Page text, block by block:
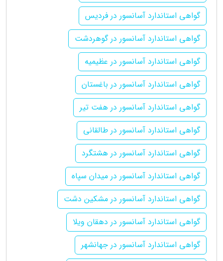
گواهی استاندارد آسانسور در فردیس
گواهی استاندارد آسانسور در گوهردشت
گواهی استاندارد آسانسور در عظیمیه
گواهی استاندارد آسانسور در باغستان
گواهی استاندارد آسانسور در هفت تیر
گواهی استاندارد آسانسور در طالقانی
گواهی استاندارد آسانسور در هشتگرد
گواهی استاندارد آسانسور در میدان سپاه
گواهی استاندارد آسانسور در مشکین دشت
گواهی استاندارد آسانسور در دهقان ویلا
گواهی استاندارد آسانسور در جهانشهر